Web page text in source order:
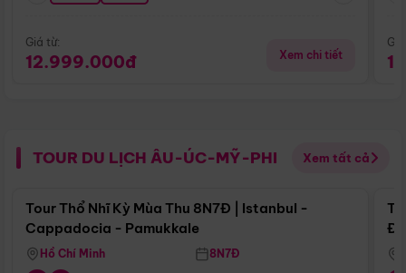
Giá từ:
12.999.000đ Xem chi tiết
TOUR DU LỊCH ÂU-ÚC-MỸ-PHI Xem tất cả
Điểm nổi bật
Tour Thổ Nhĩ Kỳ Mùa Thu 8N7Đ | Istanbul -
Cappadocia - Pamukkale
Hồ Chí Minh 8N7Đ